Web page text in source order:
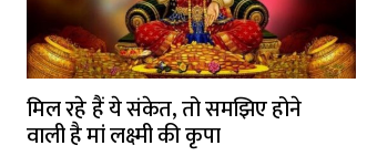
मिल रहे हैं ये संकेत, तो समझिए होने
वाली है मां लक्ष्मी की कृपा